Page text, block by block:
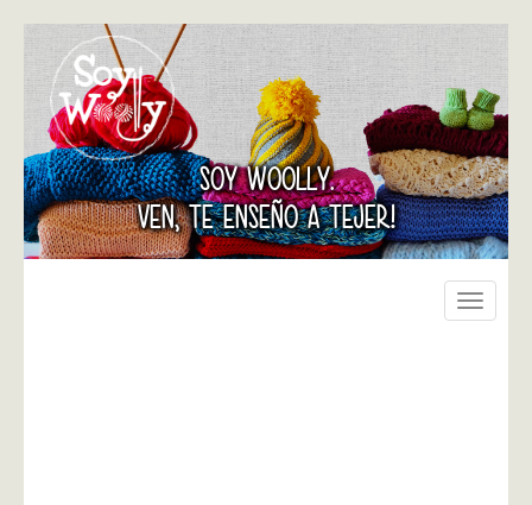
SOY WOOLLY.
VEN, TE ENSEÑO A TEJER!
Toggle